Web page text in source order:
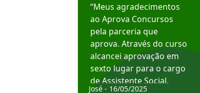
“Meus agradecimentos
ao Aprova Concursos
pela parceria que
aprova. Através do curso
alcancei aprovação em
sexto lugar para o cargo
de Assistente Social.
José - 16/05/2025